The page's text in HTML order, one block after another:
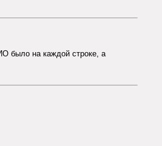
было на каждой строке, а